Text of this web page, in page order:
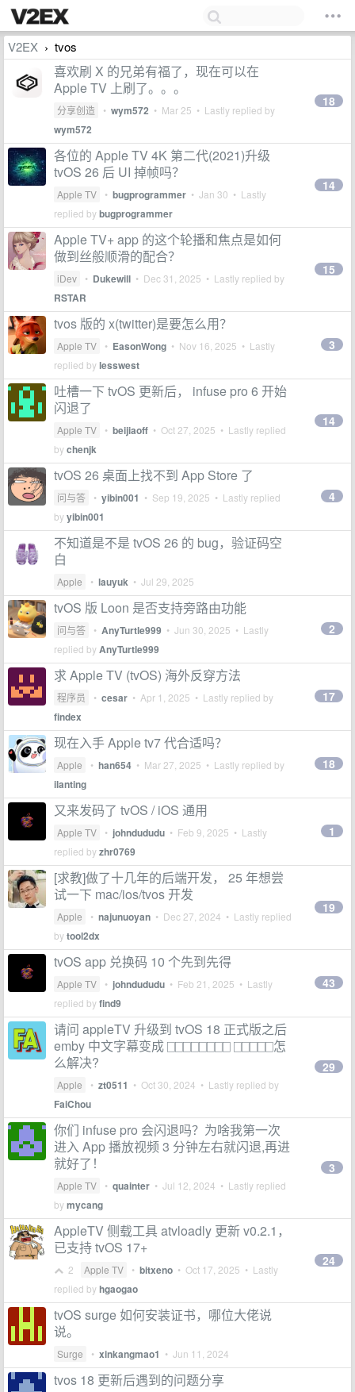
V2EX › tvos
喜欢刷 X 的兄弟有福了，现在可以在
Apple TV 上刷了。。。
分享创造 • wym572 • Mar 25 • Lastly replied by
wym572
18
各位的 Apple TV 4K 第二代(2021)升级
tvOS 26 后 UI 掉帧吗？
Apple TV • bugprogrammer • Jan 30 • Lastly
replied bybugprogrammer
14
Apple TV+ app 的这个轮播和焦点是如何
做到丝般顺滑的配合？
iDev • Dukewill • Dec 31, 2025 • Lastly replied by
RSTAR
15
tvos 版的 x(twitter)是要怎么用？
Apple TV • EasonWong • Nov 16, 2025 • Lastly
replied bylesswest
3
吐槽一下 tvOS 更新后， infuse pro 6 开始
闪退了
Apple TV • beijiaoff • Oct 27, 2025 • Lastly replied
bychenjk
14
tvOS 26 桌面上找不到 App Store 了
问与答 • yibin001 • Sep 19, 2025 • Lastly replied
byyibin001
4
不知道是不是 tvOS 26 的 bug，验证码空
白
Apple • lauyuk • Jul 29, 2025
tvOS 版 Loon 是否支持旁路由功能
问与答 • AnyTurtle999 • Jun 30, 2025 • Lastly
replied byAnyTurtle999
2
求 Apple TV (tvOS) 海外反穿方法
程序员 • cesar • Apr 1, 2025 • Lastly replied by
findex
17
现在入手 Apple tv7 代合适吗？
Apple • han654 • Mar 27, 2025 • Lastly replied by
ilanting
18
又来发码了 tvOS / iOS 通用
Apple TV • johndududu • Feb 9, 2025 • Lastly
replied byzhr0769
1
[求教]做了十几年的后端开发， 25 年想尝
试一下 mac/ios/tvos 开发
Apple • najunuoyan • Dec 27, 2024 • Lastly replied
bytool2dx
19
tvOS app 兑换码 10 个先到先得
Apple TV • johndududu • Feb 21, 2025 • Lastly
replied byfind9
43
请问 appleTV 升级到 tvOS 18 正式版之后
emby 中文字幕变成 ⎕⎕⎕⎕⎕⎕⎕⎕ ⎕⎕⎕⎕⎕怎
么解决?
Apple • zt0511 • Oct 30, 2024 • Lastly replied by
FaiChou
29
你们 infuse pro 会闪退吗？为啥我第一次
进入 App 播放视频 3 分钟左右就闪退,再进
就好了！
Apple TV • quainter • Jul 12, 2024 • Lastly replied
bymycang
3
AppleTV 侧载工具 atvloadly 更新 v0.2.1，
已支持 tvOS 17+
2 Apple TV • bitxeno • Oct 17, 2025 • Lastly
replied byhgaogao
24
tvOS surge 如何安装证书，哪位大佬说
说。
Surge • xinkangmao1 • Jun 11, 2024
tvos 18 更新后遇到的问题分享